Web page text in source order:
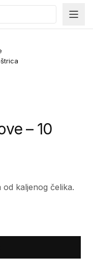
– 10
od kaljenog čelika.